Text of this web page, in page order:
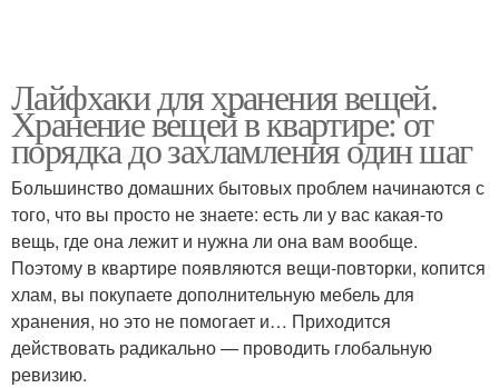
Лайфхаки для хранения вещей.
Хранение вещей в квартире: от
порядка до захламления один шаг
Большинство домашних бытовых проблем начинаются с
того, что вы просто не знаете: есть ли у вас какая-то
вещь, где она лежит и нужна ли она вам вообще.
Поэтому в квартире появляются вещи-повторки, копится
хлам, вы покупаете дополнительную мебель для
хранения, но это не помогает и… Приходится
действовать радикально — проводить глобальную
ревизию.